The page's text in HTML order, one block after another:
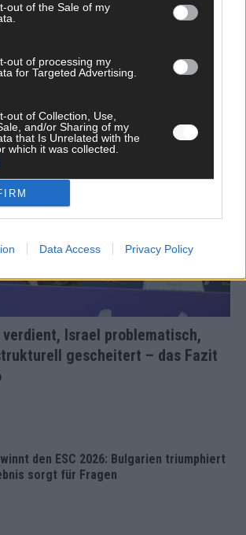
out of the Sale of my
out of processing my
for Targeted Advertising.
out of Collection, Use,
and/or Sharing of my
that Is Unrelated with the
which it was collected.
Data Access Privacy Policy
neues Café, neue
Der Europa-Park 2026 setzt auf
verdient, Israel problematisch,
gescheitert – das Fazit
den ESC 2026: Bulgarien triumphiert
sorgt für Fragen